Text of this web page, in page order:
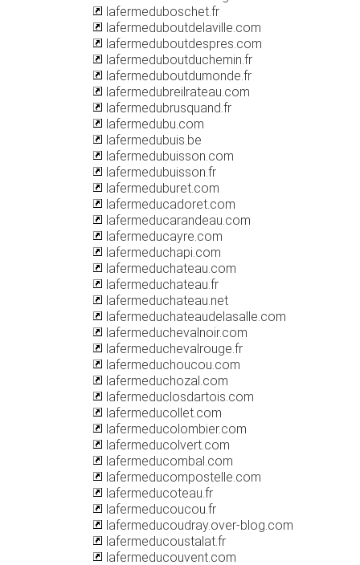
lafermeduboschet.fr
lafermeduboutdelaville.com
lafermeduboutdespres.com
lafermeduboutduchemin.fr
lafermeduboutdumonde.fr
lafermedubreilrateau.com
lafermedubrusquand.fr
lafermedubu.com
lafermedubuis.be
lafermedubuisson.com
lafermedubuisson.fr
lafermeduburet.com
lafermeducadoret.com
lafermeducarandeau.com
lafermeducayre.com
lafermeduchapi.com
lafermeduchateau.com
lafermeduchateau.fr
lafermeduchateau.net
lafermeduchateaudelasalle.com
lafermeduchevalnoir.com
lafermeduchevalrouge.fr
lafermeduchoucou.com
lafermeduchozal.com
lafermeduclosdartois.com
lafermeducollet.com
lafermeducolombier.com
lafermeducolvert.com
lafermeducombal.com
lafermeducompostelle.com
lafermeducoteau.fr
lafermeducoucou.fr
lafermeducoudray.over-blog.com
lafermeducoustalat.fr
lafermeducouvent.com